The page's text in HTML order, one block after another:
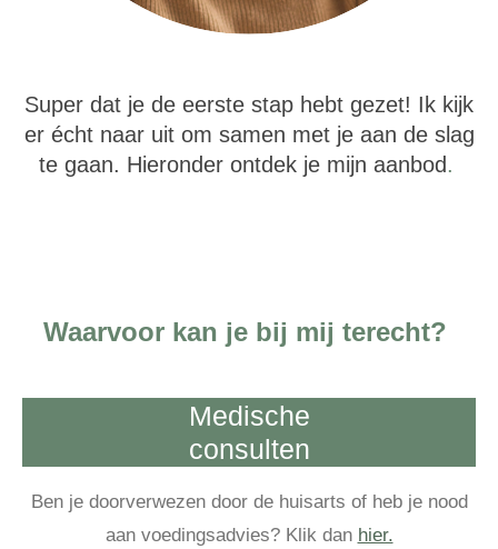
Super dat je de eerste stap hebt gezet! Ik kijk
er écht naar uit om samen met je aan de slag
te gaan. Hieronder ontdek je mijn aanbod.
Waarvoor kan je bij mij terecht?
Medische
consulten
Ben je doorverwezen door de huisarts of heb je nood
aan voedingsadvies? Klik dan hier.